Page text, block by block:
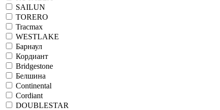
SAILUN
TORERO
Tracmax
WESTLAKE
Барнаул
Кордиант
Bridgestone
Белшина
Continental
Cordiant
DOUBLESTAR